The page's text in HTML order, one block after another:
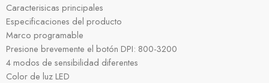
Caracterisicas principales
Especificaciones del producto
Marco programable
Presione brevemente el botón DPI: 800-3200
4 modos de sensibilidad diferentes
Color de luz LED